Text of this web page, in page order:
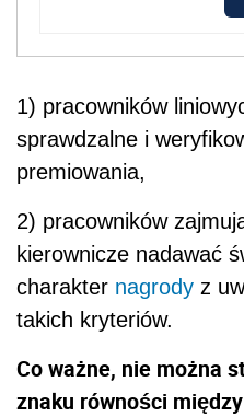
1) pracowników
sprawdzalne i
premiowania,
2) pracowników
kierownicze nadawać
charakter nagrody z
takich kryteriów.
Co ważne, nie można
znaku równości